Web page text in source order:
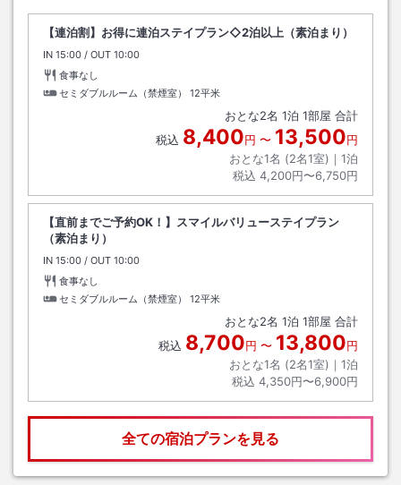
【連泊割】お得に連泊ステイプラン◇2泊以上（素泊まり）
IN チェックイン
15:00 / OUT チェックアウト
10:00
食事なし
セミダブルルーム（禁煙室）
12平米
おとな2名 1泊 1部屋 合計
税込 8,400円 〜 13,500円
おとな1名 (2名1室)｜ 1泊
税込 4,200円〜6,750円
【直前までご予約OK！】スマイルバリューステイプラン
（素泊まり）
IN チェックイン
15:00 / OUT チェックアウト
10:00
食事なし
セミダブルルーム（禁煙室）
12平米
おとな2名 1泊 1部屋 合計
税込 8,700円 〜 13,800円
おとな1名 (2名1室)｜ 1泊
税込 4,350円〜6,900円
全ての宿泊プランを見る